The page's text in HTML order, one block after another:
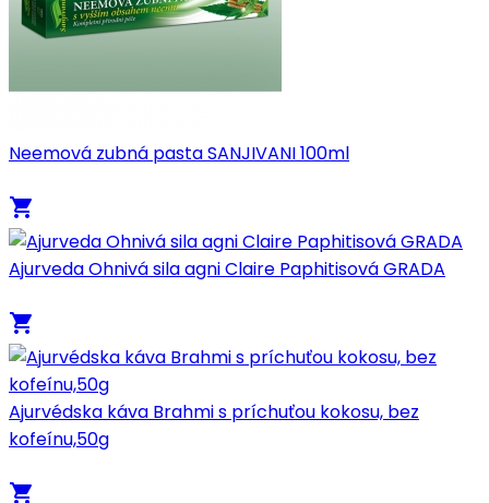
Neemová zubná pasta SANJIVANI 100ml
local_grocery_store
Ajurveda Ohnivá sila agni Claire Paphitisová GRADA
local_grocery_store
Ajurvédska káva Brahmi s príchuťou kokosu, bez
kofeínu,50g
local_grocery_store